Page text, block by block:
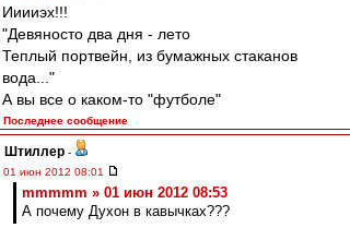
Ииииэх!!!
"Девяносто два дня - лето
Теплый портвейн, из бумажных стаканов
вода..."
А вы все о каком-то "футболе"
Последнее сообщение
Штиллер -
01 июн 2012 08:01
mmmmm » 01 июн 2012 08:53
А почему Духон в кавычках???